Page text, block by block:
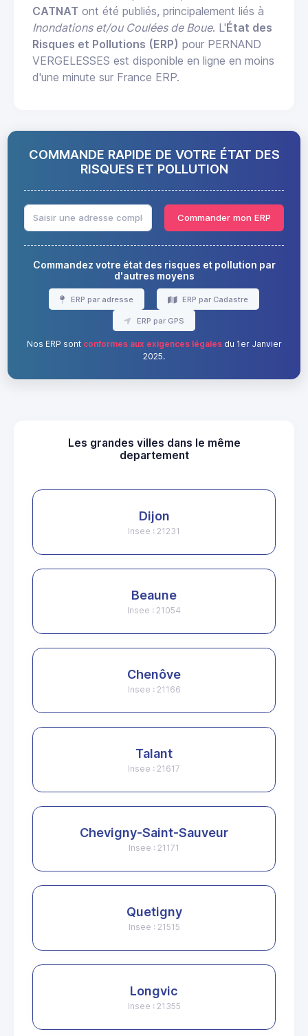
CATNAT ont été publiés, principalement liés à
Inondations et/ou Coulées de Boue. L'État des
Risques et Pollutions (ERP) pour PERNAND
VERGELESSES est disponible en ligne en moins
d'une minute sur France ERP.
COMMANDE RAPIDE DE VOTRE ÉTAT DES
RISQUES ET POLLUTION
Commander mon ERP
Commandez votre état des risques et pollution par
d'autres moyens
ERP par adresse ERP par Cadastre
ERP par GPS
Nos ERP sont conformes aux exigences légalesdu 1er Janvier
2025.
Les grandes villes dans le même
departement
Dijon
Insee : 21231
Beaune
Insee : 21054
Chenôve
Insee : 21166
Talant
Insee : 21617
Chevigny-Saint-Sauveur
Insee : 21171
Quetigny
Insee : 21515
Longvic
Insee : 21355